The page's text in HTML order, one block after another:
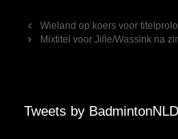
Berichtnavigatie
Wieland op koers voor
Mixtitel voor Jille/Wassink na
Tweets by BadmintonNLD